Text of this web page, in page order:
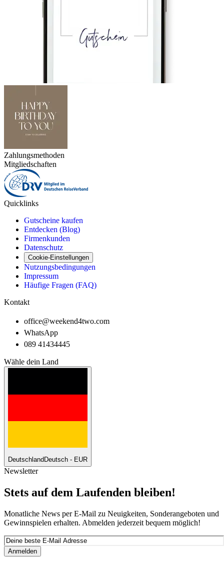
Zahlungsmethoden
Mitgliedschaften
Quicklinks
Gutscheine kaufen
Entdecken (Blog)
Firmenkunden
Datenschutz
Cookie-Einstellungen
Nutzungsbedingungen
Impressum
Häufige Fragen (FAQ)
Kontakt
office@weekend4two.com
WhatsApp
089 41434445
Wähle dein Land
Deutschland Deutsch - EUR
Newsletter
Stets auf dem Laufenden bleiben!
Monatliche News per E-Mail zu Neuigkeiten, Sonderangeboten und
Gewinnspielen erhalten. Abmelden jederzeit bequem möglich!
Anmelden